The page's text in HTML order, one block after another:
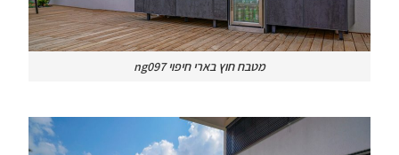
מטבח חוץ בארי חיפוי ng097